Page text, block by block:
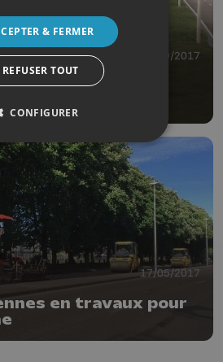
12/09/2017
mobilité ce mardi
liégeoise
17/05/2017
en travaux pour
& FERMER
REFUSER TOUT
CONFIGURER